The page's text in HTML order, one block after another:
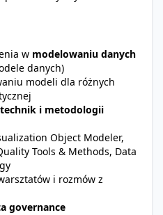
w modelowaniu danych
danych)
modeli dla różnych
technik i metodologii
Object Modeler,
Tools & Methods, Data
i rozmów z
governance